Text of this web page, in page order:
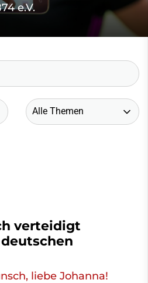
e.V.
verteidigt
liebe Johanna!